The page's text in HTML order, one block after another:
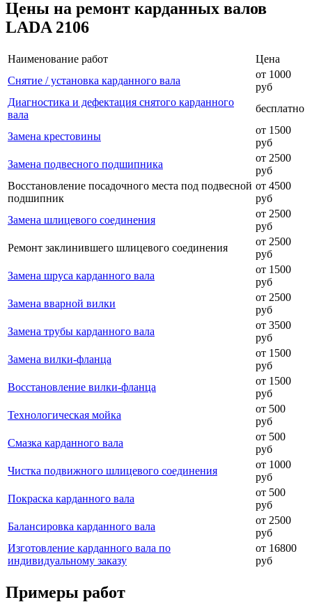
Цены на ремонт карданных валов
LADA 2106
Наименование работ
Цена
Снятие / установка карданного вала
от 1000
руб
Диагностика и дефектация снятого карданного
вала
бесплатно
Замена крестовины
от 1500
руб
Замена подвесного подшипника
от 2500
руб
Восстановление посадочного места под подвесной
подшипник
от 4500
руб
Замена шлицевого соединения
от 2500
руб
Ремонт заклинившего шлицевого соединения
от 2500
руб
Замена шруса карданного вала
от 1500
руб
Замена вварной вилки
от 2500
руб
Замена трубы карданного вала
от 3500
руб
Замена вилки-фланца
от 1500
руб
Восстановление вилки-фланца
от 1500
руб
Технологическая мойка
от 500
руб
Смазка карданного вала
от 500
руб
Чистка подвижного шлицевого соединения
от 1000
руб
Покраска карданного вала
от 500
руб
Балансировка карданного вала
от 2500
руб
Изготовление карданного вала по
индивидуальному заказу
от 16800
руб
Примеры работ